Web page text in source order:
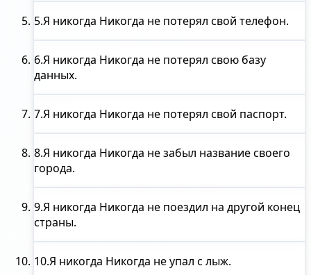
5.Я никогда Никогда не потерял свой телефон.
6.Я никогда Никогда не потерял свою базу
данных.
7.Я никогда Никогда не потерял свой паспорт.
8.Я никогда Никогда не забыл название своего
города.
9.Я никогда Никогда не поездил на другой конец
страны.
10.Я никогда Никогда не упал с лыж.